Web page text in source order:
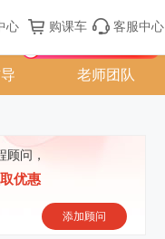
购课车 登录/注册
心 购课车 客服中心
老师团队
顾问，
优惠
添加顾问